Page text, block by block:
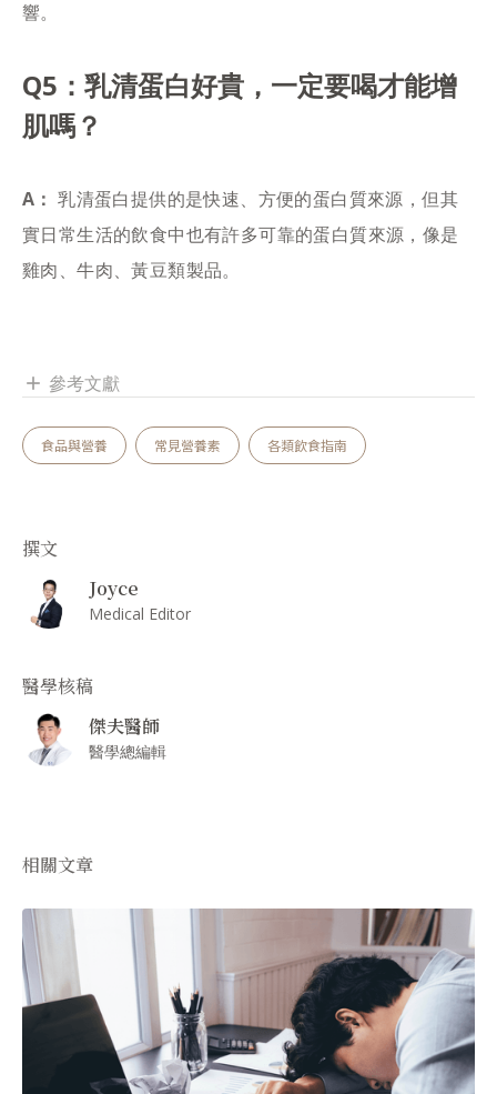
響。
Q5：乳清蛋白好貴，一定要喝才能增
肌嗎？
A： 乳清蛋白提供的是快速、方便的蛋白質來源，但其
實日常生活的飲食中也有許多可靠的蛋白質來源，像是
雞肉、牛肉、黃豆類製品。
add 參考文獻
食品與營養 常見營養素 各類飲食指南
撰文
Joyce
Medical Editor
醫學核稿
傑夫醫師
醫學總編輯
相關文章